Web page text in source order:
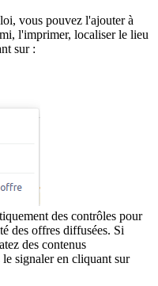
vous pouvez l'ajouter à
l'imprimer, localiser le lieu
sur :
des contrôles pour
des offres diffusées. Si
des contenus
signaler en cliquant sur